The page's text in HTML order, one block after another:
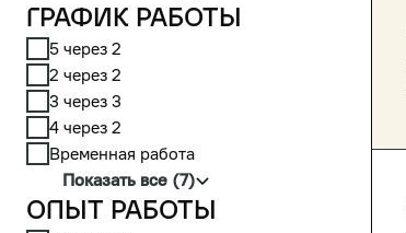
График работы
5 через 2
2 через 2
3 через 3
4 через 2
Временная работа
Показать все (7)
Опыт работы